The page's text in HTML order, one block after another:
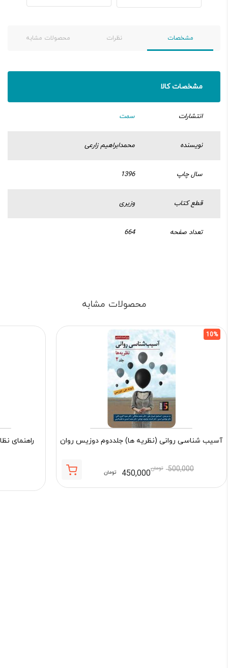
مشخصات نظرات محصولات مشابه
مشخصات کالا
انتشارات سمت
نویسنده محمدابراهیم زارعی
سال چاپ 1396
قطع کتاب وزیری
تعداد صفحه 664
محصولات مشابه
10%
آسیب شناسی روانی (نظریه ها) جلددوم دوزیس روان
500,000 تومان450,000 تومان
راهنمای